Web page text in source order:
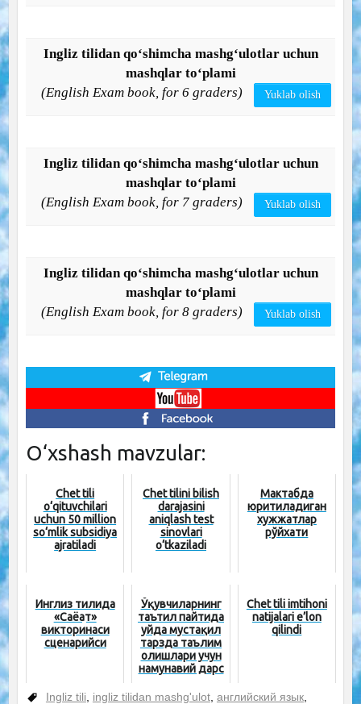
Ingliz tilidan qo‘shimcha mashg‘ulotlar uchun
mashqlar to‘plami
(English Exam book, for 6 graders)
Yuklab olish
Ingliz tilidan qo‘shimcha mashg‘ulotlar uchun
mashqlar to‘plami
(English Exam book, for 7 graders)
Yuklab olish
Ingliz tilidan qo‘shimcha mashg‘ulotlar uchun
mashqlar to‘plami
(English Exam book, for 8 graders)
Yuklab olish
O‘xshash mavzular:
Chet tili
o‘qituvchilari
uchun 50 million
so‘mlik subsidiya
ajratiladi
Chet tilini bilish
darajasini
aniqlash test
sinovlari
o‘tkaziladi
Мактабда
юритиладиган
хужжатлар
рўйхати
Инглиз тилида
«Саёҳат»
викторинаси
сценарийси
Ўқувчиларнинг
таътил пайтида
уйда мустақил
тарзда таълим
олишлари учун
намунавий дарс
Chet tili imtihoni
natijalari e’lon
qilindi
Ingliz tili ingliz tilidan mashg'ulot, английский язык,